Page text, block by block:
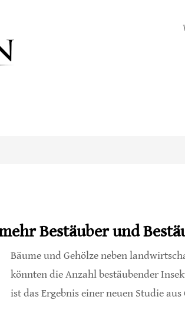
Bestäuber und
Bäume und Gehölze neben
könnten die Anzahl bestäubender
ist das Ergebnis einer neuen Studie